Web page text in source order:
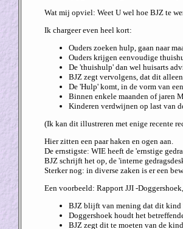
Wat mij opviel: Weet U wel hoe BJZ te
Ik chargeer even heel kort:
Ouders zoeken hulp, gaan naar
Ouders krijgen eenvoudige
De 'thuishulp' dan wel huisarts
BJZ zegt vervolgens, dat dit
De 'Hulp' komt, in de vorm van
Binnen enkele maanden of jaren
Kinderen verdwijnen op last van
(Ik kan dit illustreren met enige recente
Hier zitten een paar haken en ogen aan.
De ernstigste: WIE heeft de 'ernstige
BJZ schrijft het op, de 'interne
Sterker nog: in diverse zaken is er een
Een voorbeeld: Rapport JJI -
BJZ blijft van mening dat dit kind
Doggershoek houdt het
BJZ zegt dit te moeten van de